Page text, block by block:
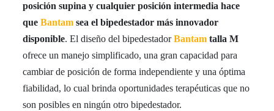
posición supina y cualquier posición intermedia hace
queBantam sea el bipedestador más innovador
disponible. El diseño del bipedestadorBantam talla M
ofrece un manejo simplificado, una gran capacidad para
cambiar de posición de forma independiente y una óptima
fiabilidad, lo cual brinda oportunidades terapéuticas que no
son posibles en ningún otro bipedestador.